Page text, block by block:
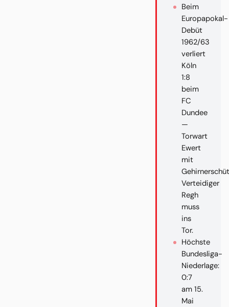
Beim
Europapokal-
Debüt
1962/63
verliert
Köln
1:8
beim
FC
Dundee
—
Torwart
Ewert
mit
Verteidiger
Regh
muss
ins
Tor.
Höchste
Bundesliga-
Niederlage:
0:7
am 15.
Mai